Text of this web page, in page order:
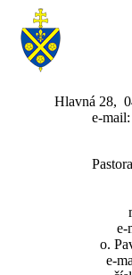
Hlavná 28,
e-mail:
e-
o.
e-